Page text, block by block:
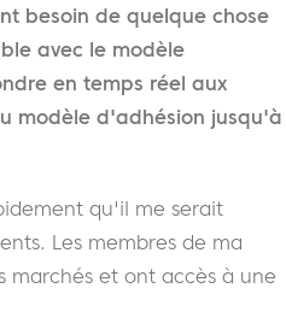
besoin de quelque chose
avec le modèle
en temps réel aux
modèle d'adhésion jusqu'à
qu'il me serait
Les membres de ma
marchés et ont accès à une